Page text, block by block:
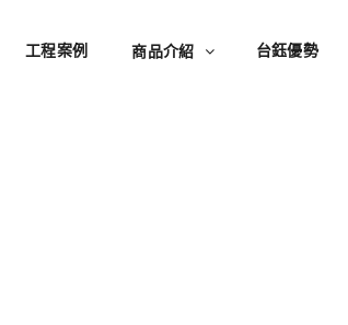
工程案例 商品介紹 台鈺優勢